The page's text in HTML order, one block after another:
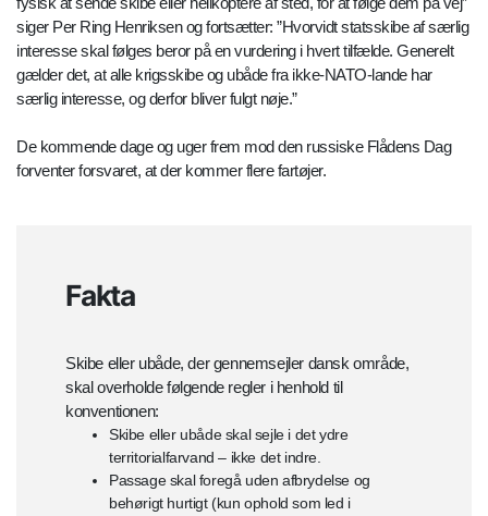
siger Per Ring Henriksen og fortsætter: ”Hvorvidt statsskibe af særlig
interesse skal følges beror på en vurdering i hvert tilfælde. Generelt
gælder det, at alle krigsskibe og ubåde fra ikke-NATO-lande har
særlig interesse, og derfor bliver fulgt nøje.”
De kommende dage og uger frem mod den russiske Flådens Dag
forventer forsvaret, at der kommer flere fartøjer.
Fakta
Skibe eller ubåde, der gennemsejler dansk område,
skal overholde følgende regler i henhold til
konventionen:
Skibe eller ubåde skal sejle i det ydre
territorialfarvand – ikke det indre.
Passage skal foregå uden afbrydelse og
behørigt hurtigt (kun ophold som led i